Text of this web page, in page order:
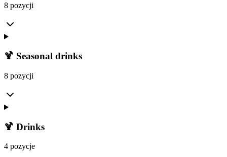
8 pozycji
🍹 Seasonal drinks
8 pozycji
🍹 Drinks
4 pozycje